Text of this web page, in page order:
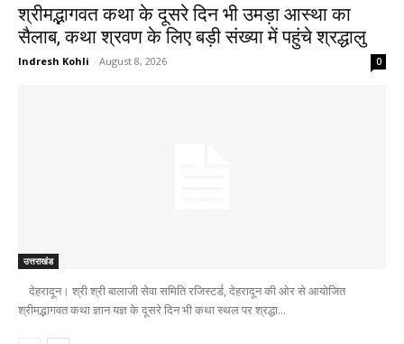
श्रीमद्भागवत कथा के दूसरे दिन भी उमड़ा आस्था का
सैलाब, कथा श्रवण के लिए बड़ी संख्या में पहुंचे श्रद्धालु
Indresh Kohli - August 8, 2026 0
उत्तराखंड
देहरादून। श्री श्री बालाजी सेवा समिति रजिस्टर्ड, देहरादून की ओर से आयोजित
श्रीमद्भागवत कथा ज्ञान यज्ञ के दूसरे दिन भी कथा स्थल पर श्रद्धा...